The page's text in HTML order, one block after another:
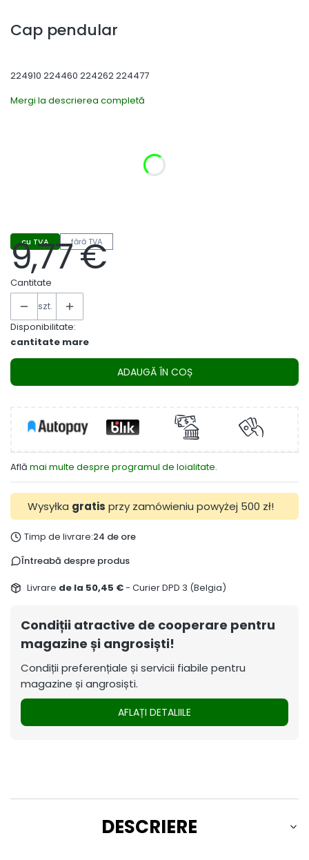
Cap pendular
224910 224460 224262 224477
Mergi la descrierea completă
cu TVA fără TVA
Preț
9,77 €
Cantitate
szt.
Disponibilitate:
cantitate mare
ADAUGĂ ÎN COȘ
Află mai multe despre programul de loialitate.
Wysyłka gratis przy zamówieniu powyżej 500 zł!
Timp de livrare:24 de ore
Întreabă despre produs
Livrare de la 50,45 €- Curier DPD 3 (Belgia)
Condiții atractive de cooperare pentru
magazine și angrosiști!
Condiții preferențiale și servicii fiabile pentru
magazine și angrosiști.
AFLAȚI DETALIILE
DESCRIERE